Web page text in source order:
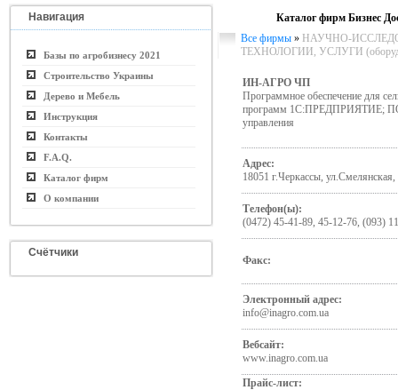
Навигация
Базы по агробизнесу 2021
Строительство Украины
Дерево и Мебель
Инструкция
Контакты
F.A.Q.
Каталог фирм
О компании
Счётчики
Каталог фирм Бизнес
Все фирмы » НАУЧНО-
ТЕХНОЛОГИИ, УСЛУГИ
ИН-АГРО ЧП
Программное обеспечение для
программ 1С:ПРЕДПРИЯТИЕ; ПО
управления
Адрес:
18051 г.Черкассы,
Телефон(ы):
(0472) 45-41-89, 45-12-76, (093)
Факс:
Электронный адрес:
info@inagro.com.ua
Вебсайт:
www.inagro.com.ua
Прайс-лист: